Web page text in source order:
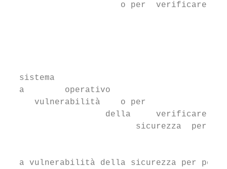
o per  verificare le
  sistema
  a        operativo
     vulnerabilità    o per
                   della     verificare
sicurezza
a vulnerabilità della sicurezza per